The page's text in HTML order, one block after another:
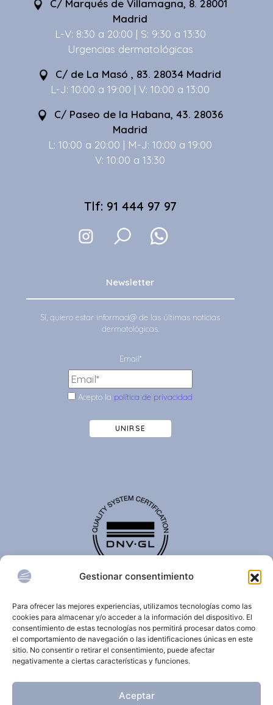
Gestionar consentimiento
Para ofrecer las mejores experiencias, utilizamos tecnologías como las
cookies para almacenar y/o acceder a la información del dispositivo. El
consentimiento de estas tecnologías nos permitirá procesar datos como
el comportamiento de navegación o las identificaciones únicas en este
sitio. No consentir o retirar el consentimiento, puede afectar
negativamente a ciertas características y funciones.
Aceptar
C/ Marqués de Villamagna, 8. 28001
Madrid
L-V: 8:30 a 20:00 | S: 9:30 a 13:30
Urgencias dermatológicas
C/ de La Masó , 83. 28034 Madrid
L-J: 10:00 a 19:00 | V: 10:00 a 13:00
C/ Paseo de la Habana, 43. 28036
Madrid
L: 10:00 a 20:00 | M-J: 10:00 a 19:00
V: 10:00 a 13:30
Tlf: 91 444 97 97
Newsletter
Sí, quiero estar informad@ de las últimas noticias
dermatológicas.
Email*
Acepto la política de privacidad
UNIRSE
internacionalmente y confirma que una organización
cumple con estándares de calidad, seguridad,
sostenibilidad y/o gestión.